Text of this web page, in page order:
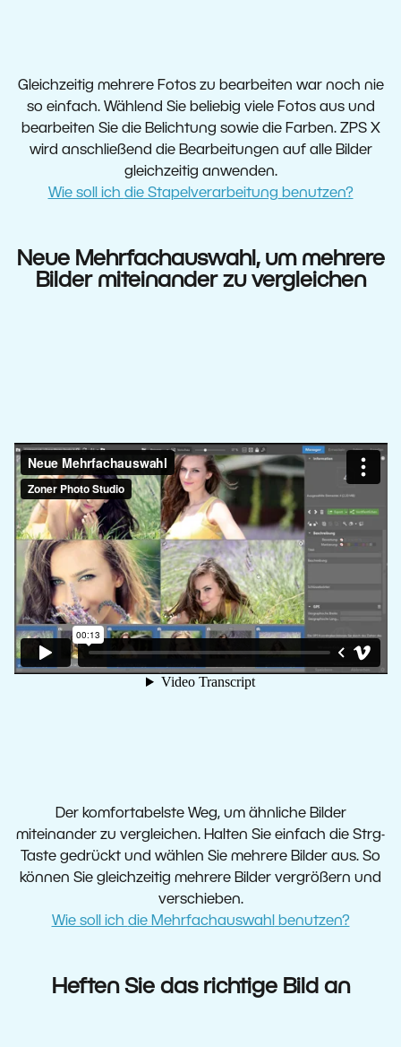
Gleichzeitig mehrere Fotos zu bearbeiten war noch nie
so einfach. Wählend Sie beliebig viele Fotos aus und
bearbeiten Sie die Belichtung sowie die Farben. ZPS X
wird anschließend die Bearbeitungen auf alle Bilder
gleichzeitig anwenden.
Wie soll ich die Stapelverarbeitung benutzen?
Neue Mehrfachauswahl, um mehrere
Bilder miteinander zu vergleichen
Der komfortabelste Weg, um ähnliche Bilder
miteinander zu vergleichen. Halten Sie einfach die Strg-
Taste gedrückt und wählen Sie mehrere Bilder aus. So
können Sie gleichzeitig mehrere Bilder vergrößern und
verschieben.
Wie soll ich die Mehrfachauswahl benutzen?
Heften Sie das richtige Bild an